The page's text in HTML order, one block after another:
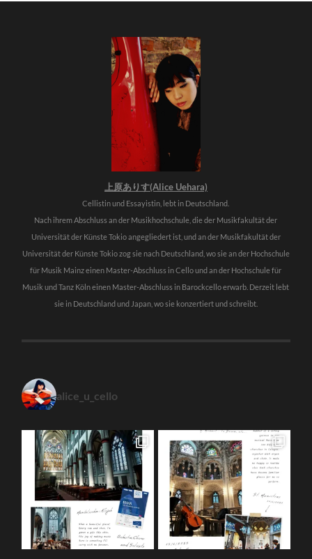
上原ありす(Alice Uehara)
Cellistin und Essayistin, lebt in Deutschland.
Nach ihrem Abschluss an der Musikhochschule, die der Musikfakultät der
Universität der Künste Tokio angegliedert ist, und an der Musikfakultät der
Universität der Künste Tokio zog sie nach Deutschland, wo sie an der Hochschule
für Musik Mainz einen Master-Abschluss in Cello und an der Hochschule für
Musik und Tanz Köln einen Master-Abschluss in Barockcello erwarb. Derzeit lebt
sie in Deutschland und Japan, wo sie konzertiert und schreibt.
alice_u_cello